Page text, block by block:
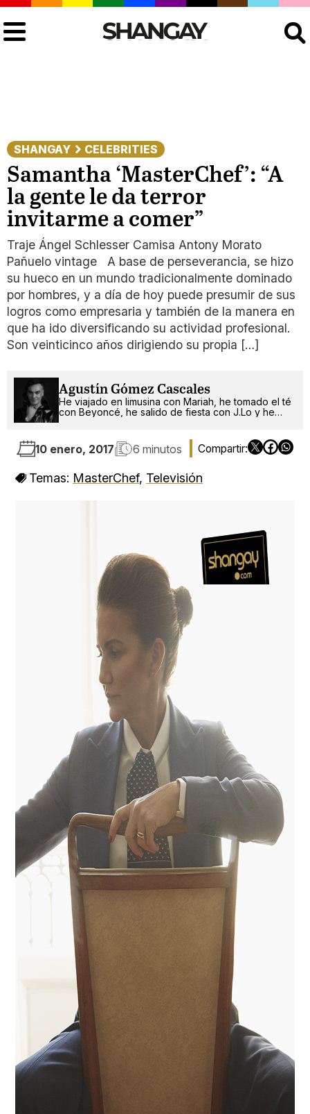
SHANGAY CELEBRITIES
Samantha ‘MasterChef’: “A
la gente le da terror
invitarme a comer”
Traje Ángel Schlesser Camisa Antony Morato
Pañuelo vintage A base de perseverancia, se hizo
su hueco en un mundo tradicionalmente dominado
por hombres, y a día de hoy puede presumir de sus
logros como empresaria y también de la manera en
que ha ido diversificando su actividad profesional.
Son veinticinco años dirigiendo su propia […]
Agustín Gómez Cascales
He viajado en limusina con Mariah, he tomado el té
con Beyoncé, he salido de fiesta con J.Lo y he
10 enero, 2017 6 minutos
Temas: MasterChef, Televisión